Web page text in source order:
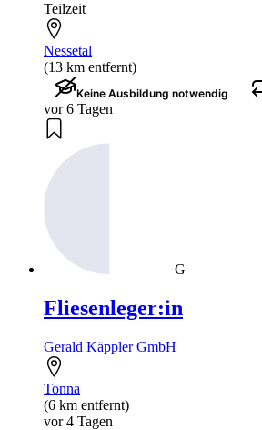
Teilzeit
Nessetal
(13 km entfernt)
Keine Ausbildung notwendig
vor 6 Tagen
G
Fliesenleger:in
Gerald Käppler GmbH
Tonna
(6 km entfernt)
vor 4 Tagen